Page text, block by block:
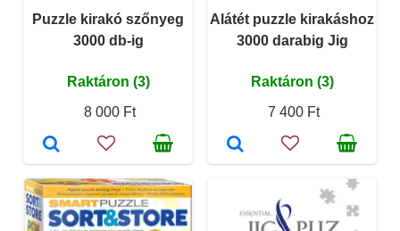
Puzzle kirakó szőnyeg
3000 db-ig
Raktáron (3)
8 000 Ft
Alátét puzzle kirakáshoz
3000 darabig Jig
Raktáron (3)
7 400 Ft